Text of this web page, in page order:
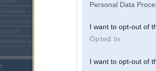
Personal Data
I want to opt-out of
Opted In
I want to opt-out of
tūnings
jaunumi
jaunumi